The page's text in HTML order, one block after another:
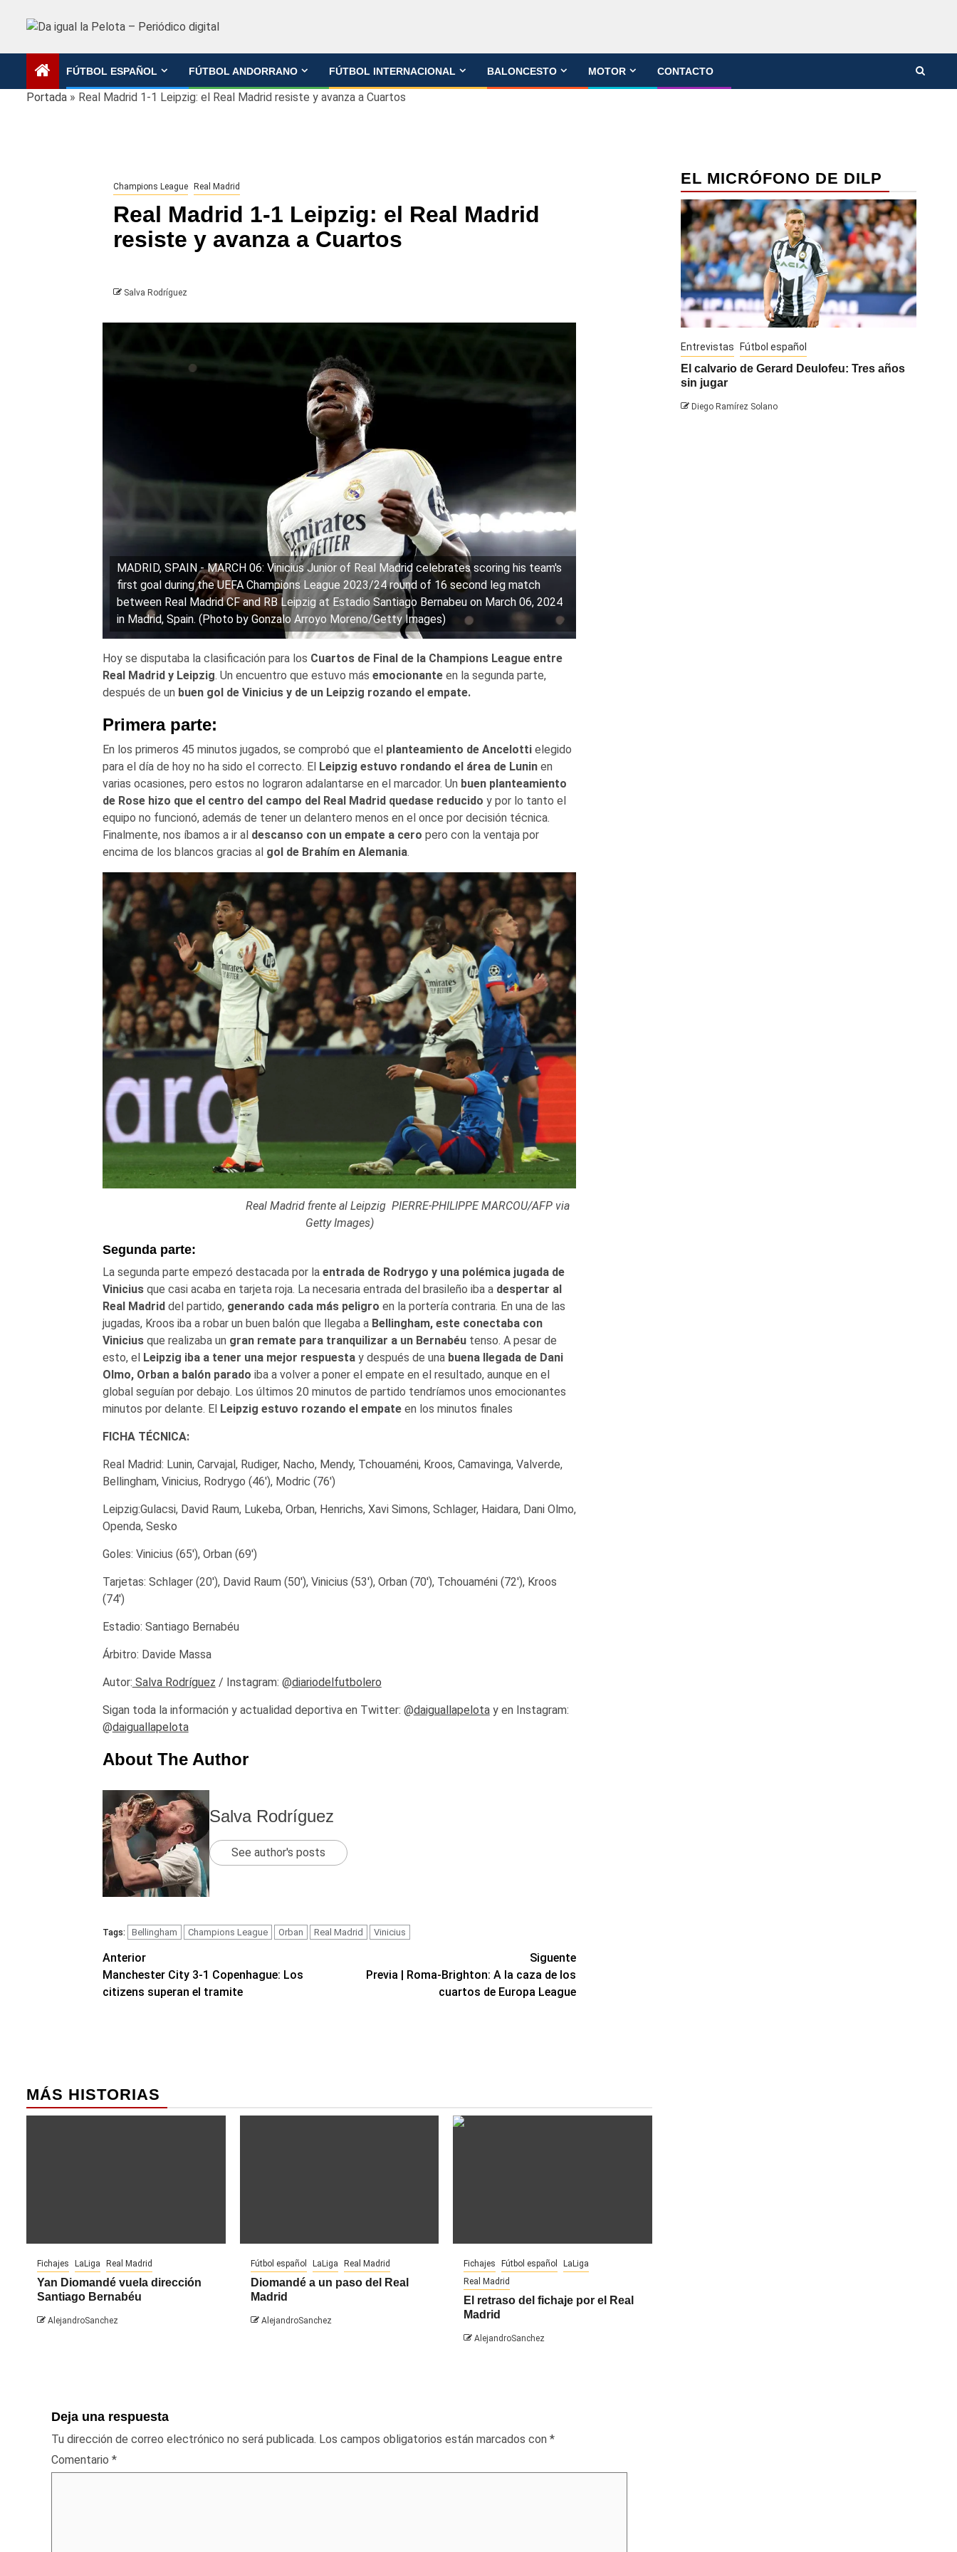
FÚTBOL ESPAÑOL FÚTBOL ANDORRANO FÚTBOL INTERNACIONAL BALONCESTO MOTOR CONTACTO
Portada » Real Madrid 1-1 Leipzig: el Real Madrid resiste y avanza a Cuartos
Champions League Real Madrid
Real Madrid 1-1 Leipzig: el Real Madrid
resiste y avanza a Cuartos
Salva Rodríguez
MADRID, SPAIN - MARCH 06: Vinicius Junior of Real Madrid celebrates scoring his team's
first goal during the UEFA Champions League 2023/24 round of 16 second leg match
between Real Madrid CF and RB Leipzig at Estadio Santiago Bernabeu on March 06, 2024
in Madrid, Spain. (Photo by Gonzalo Arroyo Moreno/Getty Images)
Hoy se disputaba la clasificación para los Cuartos de Final de la Champions League entre
Real Madrid y Leipzig. Un encuentro que estuvo más emocionanteen la segunda parte,
después de un buen gol de Vinicius y de un Leipzig rozando el empate.
Primera parte:
En los primeros 45 minutos jugados, se comprobó que el planteamiento de Ancelottielegido
para el día de hoy no ha sido el correcto. El Leipzig estuvo rondando el área de Luninen
varias ocasiones, pero estos no lograron adalantarse en el marcador. Un buen planteamiento
de Rose hizo que el centro del campo del Real Madrid quedase reducido y por lo tanto el
equipo no funcionó, además de tener un delantero menos en el once por decisión técnica.
Finalmente, nos íbamos a ir al descanso con un empate a cero pero con la ventaja por
encima de los blancos gracias al gol de Brahím en Alemania.
Real Madrid frente al Leipzig PIERRE-PHILIPPE MARCOU/AFP via
Getty Images)
Segunda parte:
La segunda parte empezó destacada por la entrada de Rodrygo y una polémica jugada de
Viniciusque casi acaba en tarjeta roja. La necesaria entrada del brasileño iba a despertar al
Real Madriddel partido, generando cada más peligro en la portería contraria. En una de las
jugadas, Kroos iba a robar un buen balón que llegaba a Bellingham, este conectaba con
Viniciusque realizaba un gran remate para tranquilizar a un Bernabéutenso. A pesar de
esto, el Leipzig iba a tener una mejor respuestay después de una buena llegada de Dani
Olmo, Orban a balón parado iba a volver a poner el empate en el resultado, aunque en el
global seguían por debajo. Los últimos 20 minutos de partido tendríamos unos emocionantes
minutos por delante. El Leipzig estuvo rozando el empateen los minutos finales
FICHA TÉCNICA:
Real Madrid: Lunin, Carvajal, Rudiger, Nacho, Mendy, Tchouaméni, Kroos, Camavinga, Valverde,
Bellingham, Vinicius, Rodrygo (46′), Modric (76′)
Leipzig:Gulacsi, David Raum, Lukeba, Orban, Henrichs, Xavi Simons, Schlager, Haidara, Dani Olmo,
Openda, Sesko
Goles: Vinicius (65′), Orban (69′)
Tarjetas: Schlager (20′), David Raum (50′), Vinicius (53′), Orban (70′), Tchouaméni (72′), Kroos
(74′)
Estadio: Santiago Bernabéu
Árbitro: Davide Massa
Autor: Salva Rodríguez / Instagram: @diariodelfutbolero
Sigan toda la información y actualidad deportiva en Twitter: @daiguallapelotay en Instagram:
@daiguallapelota
About The Author
Salva Rodríguez
See author's posts
Tags: Bellingham Champions League Orban Real Madrid Vinicius
Navegación
de
Anterior
Manchester City 3-1 Copenhague: Los
citizens superan el tramite
Siguente
Previa | Roma-Brighton: A la caza de los
cuartos de Europa League
MÁS HISTORIAS
Fichajes LaLiga Real Madrid
Yan Diomandé vuela dirección
Santiago Bernabéu
AlejandroSanchez
Fútbol español LaLiga Real Madrid
Diomandé a un paso del Real
Madrid
AlejandroSanchez
Fichajes Fútbol español
LaLiga
Real Madrid
El retraso del fichaje por el Real
Madrid
AlejandroSanchez
Deja una respuesta
Tu dirección de correo electrónico no será publicada. Los campos obligatorios están marcados con *
Comentario *
EL MICRÓFONO DE DILP
Entrevistas Fútbol español
El calvario de Gerard Deulofeu: Tres años
sin jugar
Diego Ramírez Solano